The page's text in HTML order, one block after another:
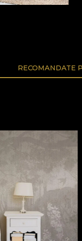
RECOMANDATE